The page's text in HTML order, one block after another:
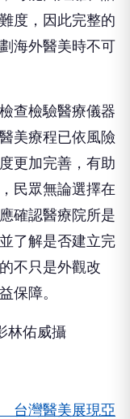
度，因此完整的
海外醫美時不可
查檢驗醫療儀器
美療程已依風險
更加完善，有助
民眾無論選擇在
確認醫療院所是
了解是否建立完
不只是外觀改
保障。
林佑威攝
台灣醫美展現亞